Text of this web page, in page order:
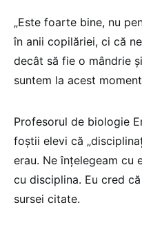
„Este foarte bine, nu
în anii copilăriei, ci că
decât să fie o mândrie
suntem la acest
Profesorul de biologie
foștii elevi că
erau. Ne înțelegeam cu
cu disciplina. Eu cred
sursei citate.